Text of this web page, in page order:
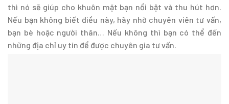
thì nó sẽ giúp cho khuôn mặt bạn nổi bật và thu hút hơn.
Nếu bạn không biết điều này, hãy nhờ chuyên viên tư vấn,
bạn bè hoặc người thân… Nếu không thì bạn có thể đến
những địa chỉ uy tín để được chuyên gia tư vấn.